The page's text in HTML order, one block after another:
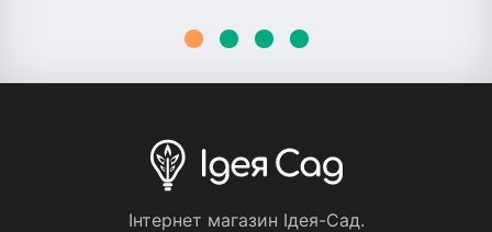
Iнтернет магазин Iдея-Сад.